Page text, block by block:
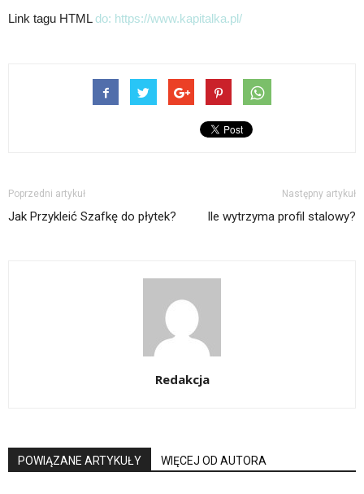
Link tagu HTMLdo: https://www.kapitalka.pl/
Poprzedni artykuł
Jak Przykleić Szafkę do płytek?
Następny artykuł
Ile wytrzyma profil stalowy?
Redakcja
POWIĄZANE ARTYKUŁY WIĘCEJ OD AUTORA